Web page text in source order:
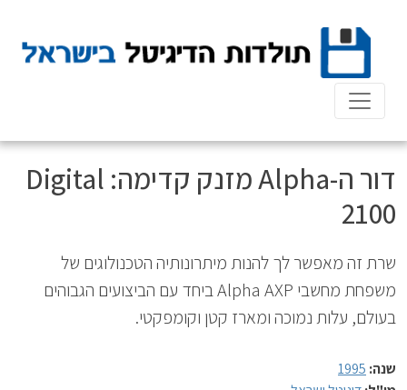
content
דור ה-Alpha מזנק קדימה: Digital
2100
שרת זה מאפשר לך להנות מיתרונותיה הטכנולוגים של
משפחת מחשבי Alpha AXP ביחד עם הביצועים הגבוהים
בעולם, עלות נמוכה ומארז קטן וקומפקטי.
שנה: 1995